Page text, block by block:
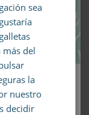
Lee
el
SPANISH
FRENCH
ITALIAN
sea
del
la
nuestro
decidir
en tu